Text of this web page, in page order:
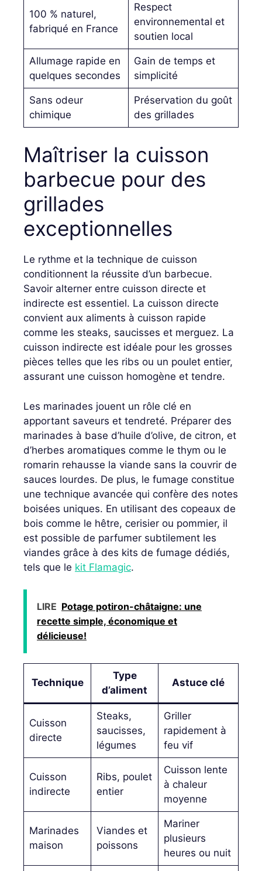
100 % naturel,
fabriqué en France
Respect
environnemental et
soutien local
Allumage rapide en
quelques secondes
Gain de temps et
simplicité
Sans odeur
chimique
Préservation du goût
des grillades
Maîtriser la cuisson
barbecue pour des
grillades
exceptionnelles
Le rythme et la technique de cuisson
conditionnent la réussite d’un barbecue.
Savoir alterner entre cuisson directe et
indirecte est essentiel. La cuisson directe
convient aux aliments à cuisson rapide
comme les steaks, saucisses et merguez. La
cuisson indirecte est idéale pour les grosses
pièces telles que les ribs ou un poulet entier,
assurant une cuisson homogène et tendre.
Les marinades jouent un rôle clé en
apportant saveurs et tendreté. Préparer des
marinades à base d’huile d’olive, de citron, et
d’herbes aromatiques comme le thym ou le
romarin rehausse la viande sans la couvrir de
sauces lourdes. De plus, le fumage constitue
une technique avancée qui confère des notes
boisées uniques. En utilisant des copeaux de
bois comme le hêtre, cerisier ou pommier, il
est possible de parfumer subtilement les
viandes grâce à des kits de fumage dédiés,
tels que le kit Flamagic.
LIRE Potage potiron-châtaigne: une
recette simple, économique et
délicieuse!
Technique
Type
d’aliment
Astuce clé
Cuisson
directe
Steaks,
saucisses,
légumes
Griller
rapidement à
feu vif
Cuisson
indirecte
Ribs, poulet
entier
Cuisson lente
à chaleur
moyenne
Marinades
maison
Viandes et
poissons
Mariner
plusieurs
heures ou nuit